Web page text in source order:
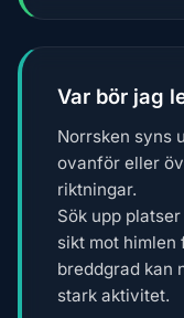
Var bör jag
Norrsken syns
ovanför eller
riktningar.
Sök upp
sikt mot himlen
breddgrad kan
stark aktivitet.